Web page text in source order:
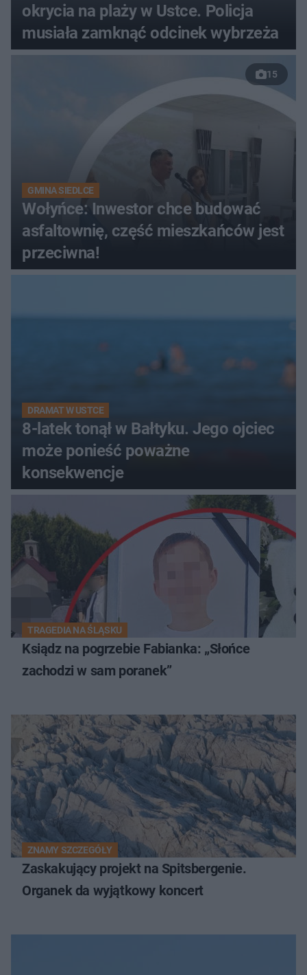
okrycia na plaży w Ustce. Policja
musiała zamknąć odcinek wybrzeża
15
GMINA SIEDLCE
Wołyńce: Inwestor chce budować
asfaltownię, część mieszkańców jest
przeciwna!
DRAMAT W USTCE
8-latek tonął w Bałtyku. Jego ojciec
może ponieść poważne
konsekwencje
TRAGEDIA NA ŚLĄSKU
Ksiądz na pogrzebie Fabianka: „Słońce
zachodzi w sam poranek”
ZNAMY SZCZEGÓŁY
Zaskakujący projekt na Spitsbergenie.
Organek da wyjątkowy koncert